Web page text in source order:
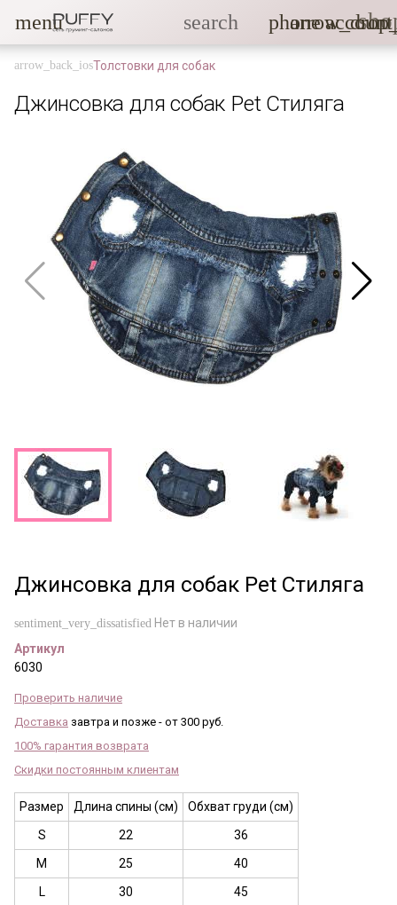
menu search phone
Толстовки для собак
Джинсовка для собак Pet Стиляга
Джинсовка для собак Pet Стиляга
sentiment_very_dissatisfied Нет в наличии
Артикул
6030
Проверить наличие
Доставка завтра и позже - от 300 руб.
100% гарантия возврата
Скидки постоянным клиентам
Размер Длина спины (см)
Обхват груди (см)
S
22
36
M
25
40
L
30 45